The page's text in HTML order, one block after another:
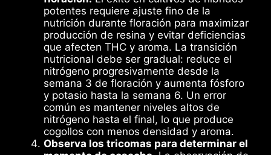
potentes requiere ajuste fino de la
nutrición durante floración para maximizar
producción de resina y evitar deficiencias
que afecten THC y aroma. La transición
nutricional debe ser gradual: reduce el
nitrógeno progresivamente desde la
semana 3 de floración y aumenta fósforo
y potasio hasta la semana 6. Un error
común es mantener niveles altos de
nitrógeno hasta el final, lo que produce
cogollos con menos densidad y aroma.
Observa los tricomas para determinar el